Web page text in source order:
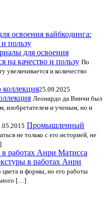
для освоения
на качество и пользу По
увеличивается и количество
25.09.2025
Леонардо да Винчи был
изобретателем и ученым, но и
Промышленный
не только с его историей, не
в работах Анри
и формы, но его работы
[…]